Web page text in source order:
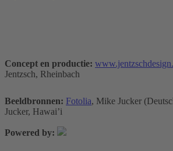
Concept en productie:
Jentzsch, Rheinbach
Beeldbronnen: Fotolia, Mike Jucker
Jucker, Hawai’i
Powered by: